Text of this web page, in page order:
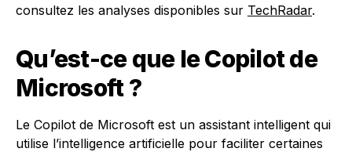
consultez les analyses disponibles sur TechRadar.
Qu’est-ce que le Copilot de
Microsoft ?
Le Copilot de Microsoft est un assistant intelligent qui
utilise l’intelligence artificielle pour faciliter certaines